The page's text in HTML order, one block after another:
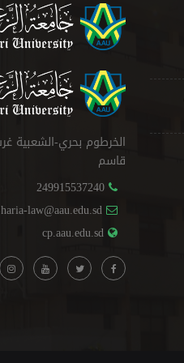
الخرطوم بحري-
قاسم
249915537240
law@aau.edu.sd
cp.aau.edu.sd